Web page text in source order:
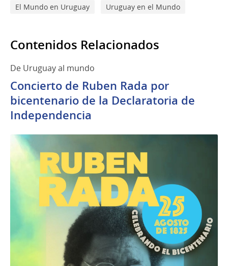
El Mundo en Uruguay
Uruguay en el Mundo
Contenidos Relacionados
De Uruguay al mundo
Concierto de Ruben Rada por
bicentenario de la Declaratoria de
Independencia